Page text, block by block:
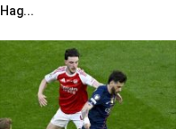
Hag...